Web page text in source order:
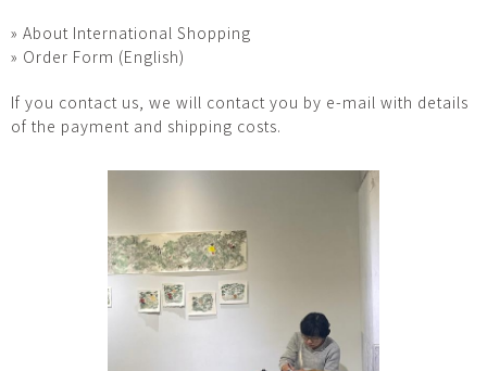
» About International Shopping
» Order Form (English)
If you contact us, we will contact you by e-mail with details
of the payment and shipping costs.